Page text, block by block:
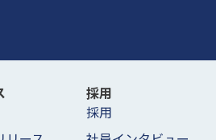
採用
採用